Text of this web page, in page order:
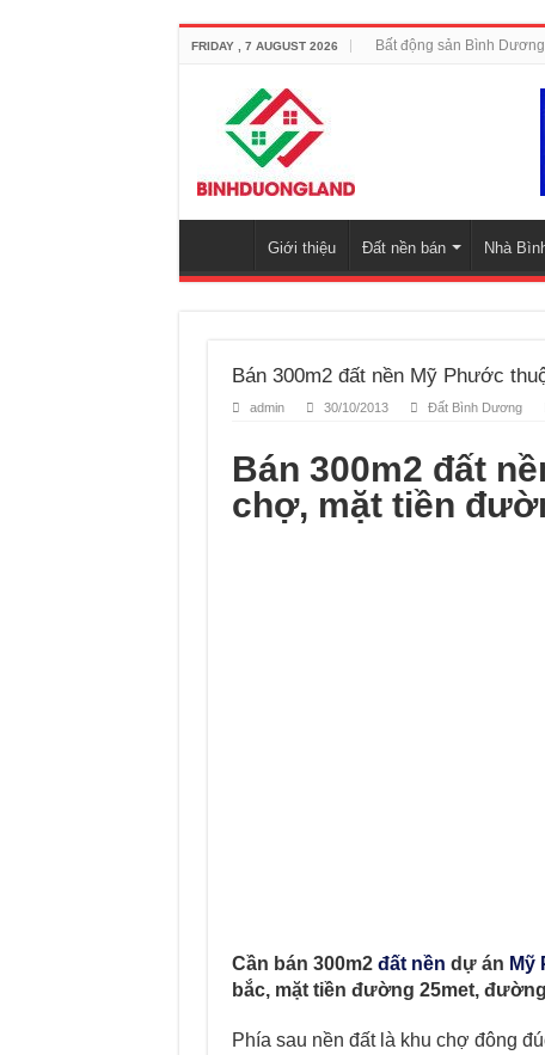
FRIDAY , 7 AUGUST 2026 Bất động sản Bình Dương
Giới thiệu Đất nền bán Nhà
Bán 300m2 đất nền Mỹ Phước
admin 30/10/2013 Đất Bình Dương
Bán 300m2 đất
chợ, mặt tiền
Cần bán 300m2 đất nền dự án Mỹ
bắc, mặt tiền đường 25met,
Phía sau nền đất là khu chợ đông